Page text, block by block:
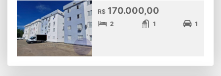
R$ 170.000,00
2 1 1